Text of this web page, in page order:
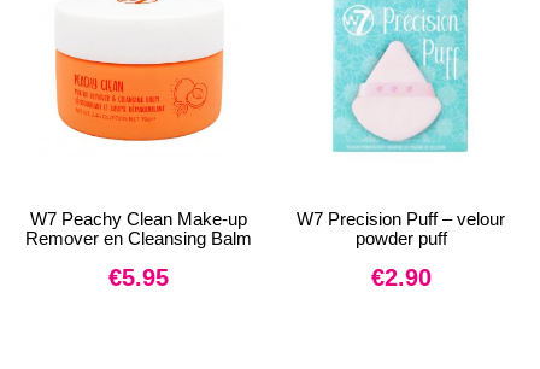
W7 Peachy Clean Make-up
Remover en Cleansing Balm
€5.95
W7 Precision Puff – velour
powder puff
€2.90